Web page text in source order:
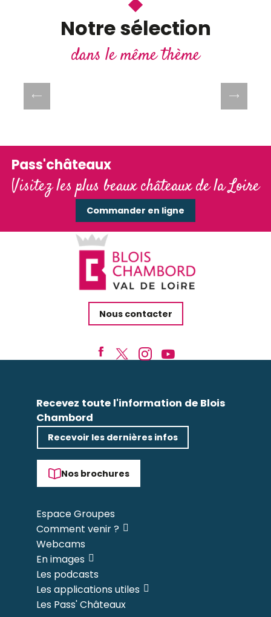
Notre sélection
dans le même thème
jeu qui vous mènera dans les ruelles de
Blois
Lire la suite
Pass'châteaux
Visitez les plus beaux châteaux de la Loire
Commander en ligne
Nous contacter
Recevez toute l'information de Blois
Chambord
Recevoir les dernières infos
Nos brochures
Espace Groupes
Comment venir ?
Webcams
En images
Les podcasts
Les applications utiles
Les Pass' Châteaux